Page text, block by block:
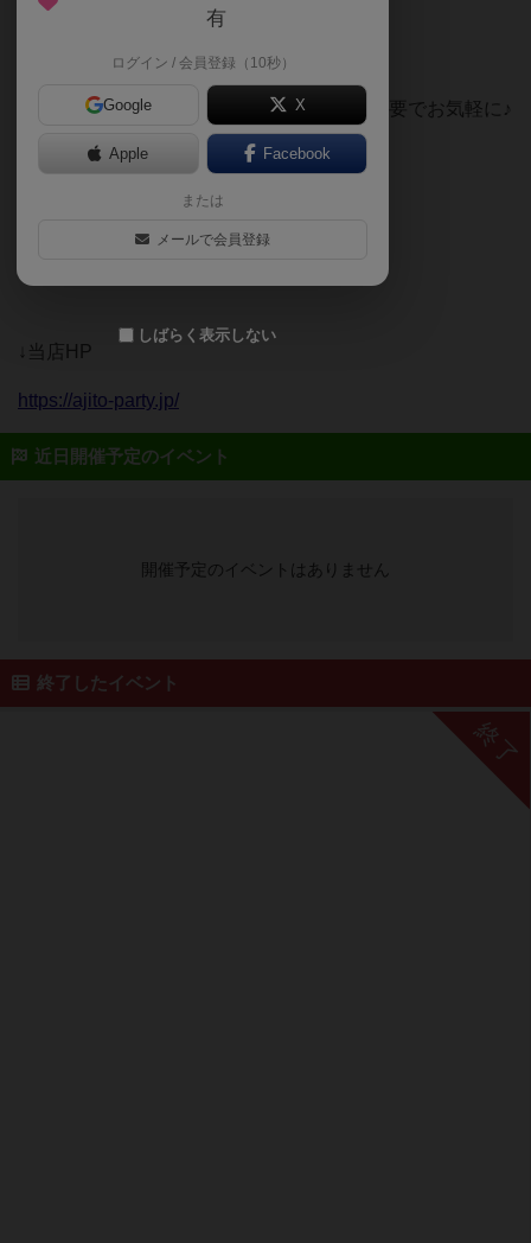
2,000円 ソフトドリンク飲み放題♪
3,000円 お酒も飲み放題♪
毎日相席テーブルがあるので1人でも予約不要でお気軽に♪
団体様はお電話で席予約がオススメ！
↓当店HP
https://ajito-party.jp/
近日開催予定のイベント
開催予定のイベントはありません
終了したイベント
終了
有
ログイン / 会員登録（10秒）
Google X
Apple Facebook
または
メールで会員登録
しばらく表示しない